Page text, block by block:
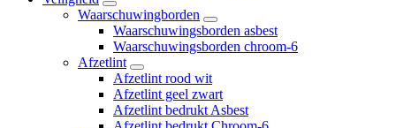
Waarschuwingborden
Waarschuwingsborden asbest
Waarschuwingsborden chroom-6
Afzetlint
Afzetlint rood wit
Afzetlint geel zwart
Afzetlint bedrukt Asbest